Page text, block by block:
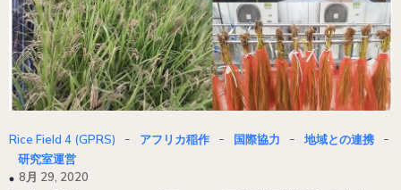
Rice Field 4 (GPRS) - アフリカ稲作 - 国際協力 - 地域との連携 -
研究室運営
8月 29, 2020